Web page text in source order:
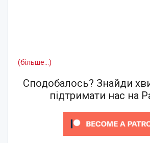
(більше…)
Сподобалось? Знайди
підтримати нас на